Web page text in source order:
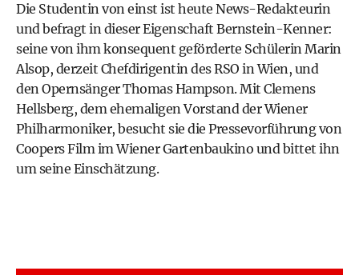
Die Studentin von einst ist heute News-Redakteurin
und befragt in dieser Eigenschaft Bernstein-Kenner:
seine von ihm konsequent geförderte Schülerin Marin
Alsop, derzeit Chefdirigentin des RSO in Wien, und
den Opernsänger Thomas Hampson. Mit Clemens
Hellsberg, dem ehemaligen Vorstand der Wiener
Philharmoniker, besucht sie die Pressevorführung von
Coopers Film im Wiener Gartenbaukino und bittet ihn
um seine Einschätzung.